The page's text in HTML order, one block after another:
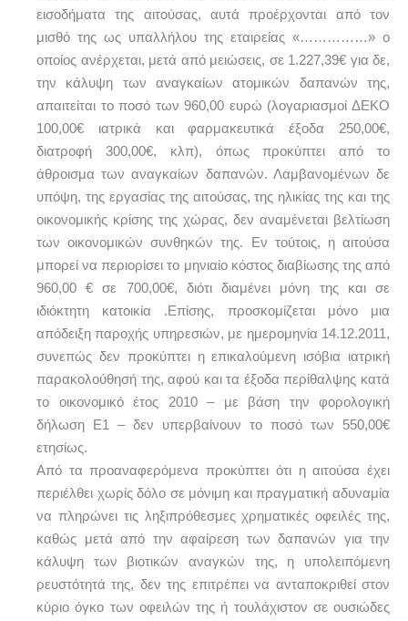
εισοδήματα της αιτούσας, αυτά προέρχονται από τον
μισθό της ως υπαλλήλου της εταιρείας «……………» ο
οποίος ανέρχεται, μετά από μειώσεις, σε 1.227,39€ για δε,
την κάλυψη των αναγκαίων ατομικών δαπανών της,
απαιτείται το ποσό των 960,00 ευρώ (λογαριασμοί ΔΕΚΟ
100,00€ ιατρικά και φαρμακευτικά έξοδα 250,00€,
διατροφή 300,00€, κλπ), όπως προκύπτει από το
άθροισμα των αναγκαίων δαπανών. Λαμβανομένων δε
υπόψη, της εργασίας της αιτούσας, της ηλικίας της και της
οικονομικής κρίσης της χώρας, δεν αναμένεται βελτίωση
των οικονομικών συνθηκών της. Εν τούτοις, η αιτούσα
μπορεί να περιορίσει το μηνιαίο κόστος διαβίωσης της από
960,00 € σε 700,00€, διότι διαμένει μόνη της και σε
ιδιόκτητη κατοικία .Επίσης, προσκομίζεται μόνο μια
απόδειξη παροχής υπηρεσιών, με ημερομηνία 14.12.2011,
συνεπώς δεν προκύπτει η επικαλούμενη ισόβια ιατρική
παρακολούθησή της, αφού και τα έξοδα περίθαλψης κατά
το οικονομικό έτος 2010 – με βάση την φορολογική
δήλωση Ε1 – δεν υπερβαίνουν το ποσό των 550,00€
ετησίως.
Από τα προαναφερόμενα προκύπτει ότι η αιτούσα έχει
περιέλθει χωρίς δόλο σε μόνιμη και πραγματική αδυναμία
να πληρώνει τις ληξιπρόθεσμες χρηματικές οφειλές της,
καθώς μετά από την αφαίρεση των δαπανών για την
κάλυψη των βιοτικών αναγκών της, η υπολειπόμενη
ρευστότητά της, δεν της επιτρέπει να ανταποκριθεί στον
κύριο όγκο των οφειλών της ή τουλάχιστον σε ουσιώδες